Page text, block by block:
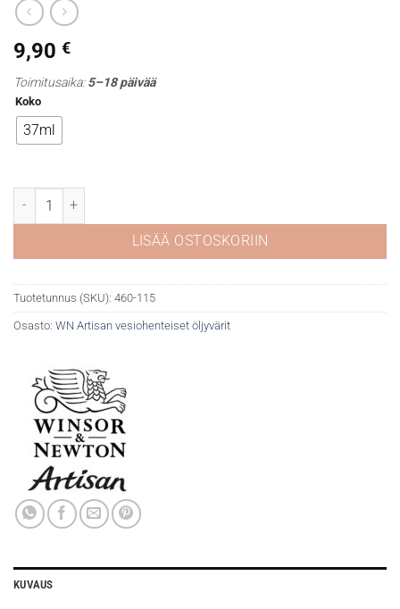
9,90 €
Toimitusaika:5–18 päivää
Koko
37ml
WN Artisan 115 Cadmium Yellow Deep Hue määrä
LISÄÄ OSTOSKORIIN
Tuotetunnus (SKU): 460-115
Osasto: WN Artisan vesiohenteiset öljyvärit
KUVAUS